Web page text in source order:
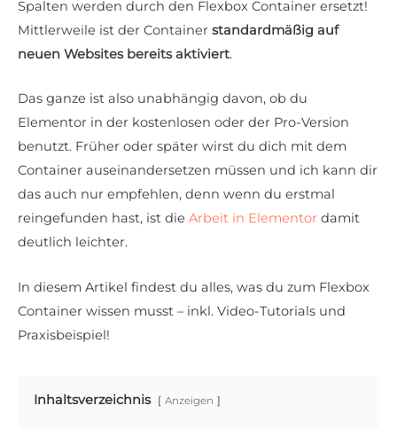
Spalten werden durch den Flexbox Container ersetzt!
Mittlerweile ist der Container standardmäßig auf
neuen Websites bereits aktiviert.
Das ganze ist also unabhängig davon, ob du
Elementor in der kostenlosen oder der Pro-Version
benutzt. Früher oder später wirst du dich mit dem
Container auseinandersetzen müssen und ich kann dir
das auch nur empfehlen, denn wenn du erstmal
reingefunden hast, ist die Arbeit in Elementor damit
deutlich leichter.
In diesem Artikel findest du alles, was du zum Flexbox
Container wissen musst – inkl. Video-Tutorials und
Praxisbeispiel!
Inhaltsverzeichnis Anzeigen